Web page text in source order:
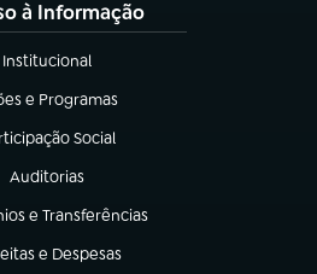
à Informação
Institucional
(abre em nova aba)
e Programas
em nova aba)
Social
em nova aba)
Auditorias
(abre em nova aba)
e Transferências
nova aba)
e Despesas
em nova aba)